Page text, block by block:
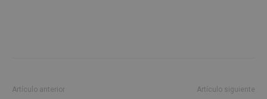
Artículo anterior Artículo siguiente